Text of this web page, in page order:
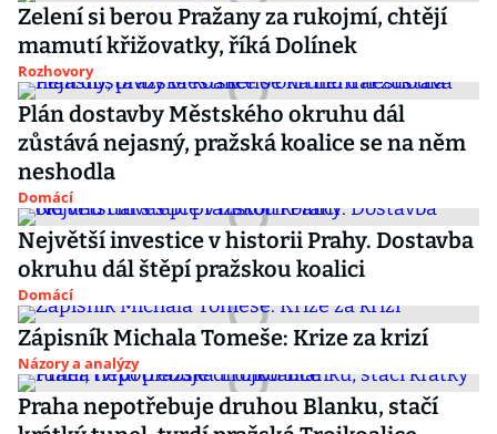
Zelení si berou Pražany za rukojmí, chtějí
mamutí křižovatky, říká Dolínek
Rozhovory
Plán dostavby Městského okruhu dál
zůstává nejasný, pražská koalice se na něm
neshodla
Domácí
Největší investice v historii Prahy. Dostavba
okruhu dál štěpí pražskou koalici
Domácí
Zápisník Michala Tomeše: Krize za krizí
Názory a analýzy
Praha nepotřebuje druhou Blanku, stačí